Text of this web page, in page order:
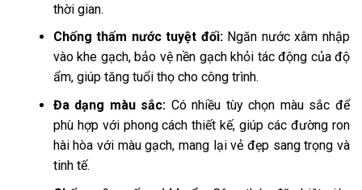
thời gian.
Chống thấm nước tuyệt đối:Ngăn nước xâm nhập
vào khe gạch, bảo vệ nền gạch khỏi tác động của độ
ẩm, giúp tăng tuổi thọ cho công trình.
Đa dạng màu sắc: Có nhiều tùy chọn màu sắc để
phù hợp với phong cách thiết kế, giúp các đường ron
hài hòa với màu gạch, mang lại vẻ đẹp sang trọng và
tinh tế.